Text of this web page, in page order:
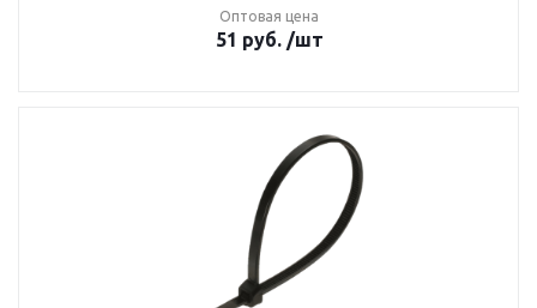
Оптовая цена
51 руб. /шт